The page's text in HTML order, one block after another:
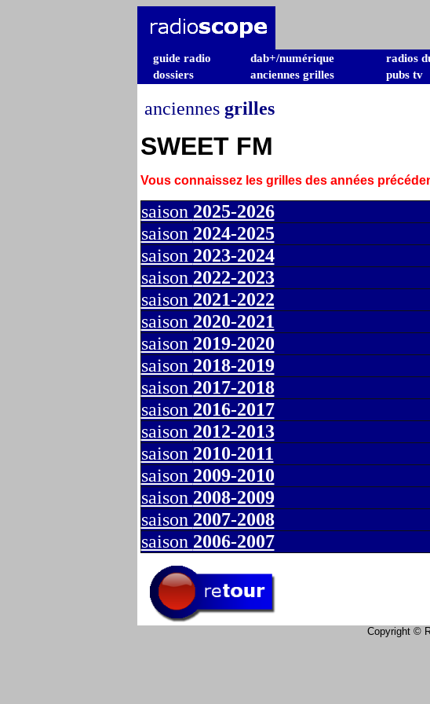
guide radio dab+/numérique radios
dossiers
anciennes grilles pubs tv
anciennes grilles
SWEET FM
Vous connaissez les grilles des années
saison 2025-2026
saison 2024-2025
saison 2023-2024
saison 2022-2023
saison 2021-2022
saison 2020-2021
saison 2019-2020
saison 2018-2019
saison 2017-2018
saison 2016-2017
saison 2012-2013
saison 2010-2011
saison 2009-2010
saison 2008-2009
saison 2007-2008
saison 2006-2007
Copyright ©